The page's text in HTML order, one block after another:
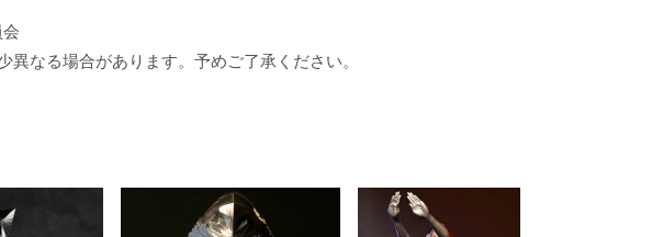
なる場合があります。予めご了承ください。